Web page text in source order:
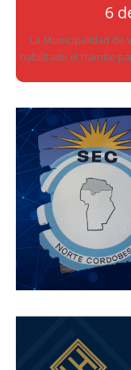
6
La Municipalidad de
habilitado el trámite